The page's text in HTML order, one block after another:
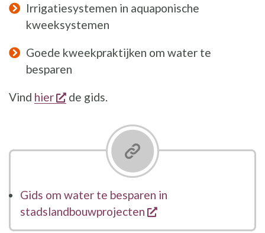
Irrigatiesystemen in aquaponische
kweeksystemen
Goede kweekpraktijken om water te
besparen
Vind hier opent een nieuw venster
de gids.
Gids om water te besparen in
stadslandbouwprojecten
opent een nieuw